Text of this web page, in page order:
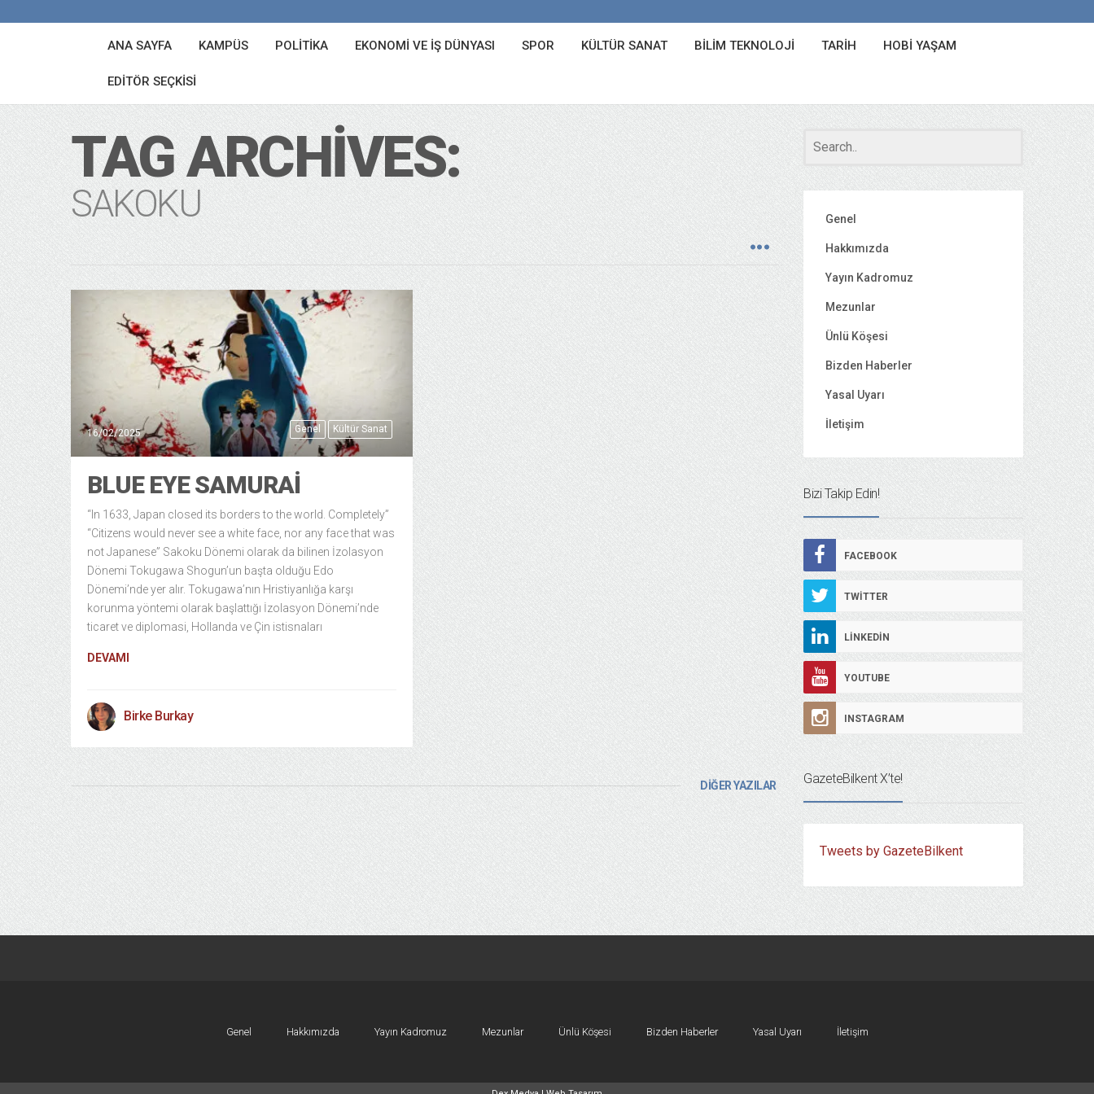
ANA SAYFA KAMPÜS POLITIKA EKONOMI VE İŞ DÜNYASI SPOR KÜLTÜR SANAT BILIM TEKNOLOJI TARIH HOBI YAŞAM
EDITÖR SEÇKISI
TAG ARCHIVES:
SAKOKU
Genel Kültür Sanat
16/02/2025
BLUE EYE SAMURAI
“In 1633, Japan closed its borders to the world. Completely”
“Citizens would never see a white face, nor any face that was
not Japanese” Sakoku Dönemi olarak da bilinen İzolasyon
Dönemi Tokugawa Shogun’un başta olduğu Edo
Dönemi’nde yer alır. Tokugawa’nın Hristiyanlığa karşı
korunma yöntemi olarak başlattığı İzolasyon Dönemi’nde
ticaret ve diplomasi, Hollanda ve Çin istisnaları
DEVAMI
Birke Burkay
DİĞER YAZILAR
Genel
Hakkımızda
Yayın Kadromuz
Mezunlar
Ünlü Köşesi
Bizden Haberler
Yasal Uyarı
İletişim
Bizi Takip Edin!
FACEBOOK
TWITTER
LINKEDIN
YOUTUBE
INSTAGRAM
GazeteBilkent X’te!
Tweets by GazeteBilkent
Genel Hakkımızda Yayın Kadromuz Mezunlar Ünlü Köşesi Bizden Haberler Yasal Uyarı İletişim